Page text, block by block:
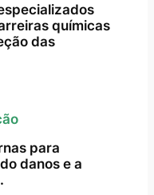
químicas
das
para
danos e a